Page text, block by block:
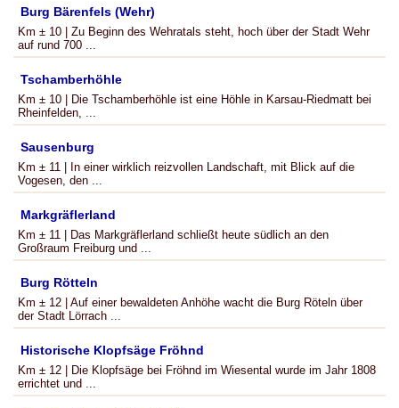
Burg Bärenfels (Wehr)
Km ± 10 | Zu Beginn des Wehratals steht, hoch über der Stadt Wehr
auf rund 700 ...
Tschamberhöhle
Km ± 10 | Die Tschamberhöhle ist eine Höhle in Karsau-Riedmatt bei
Rheinfelden, ...
Sausenburg
Km ± 11 | In einer wirklich reizvollen Landschaft, mit Blick auf die
Vogesen, den ...
Markgräflerland
Km ± 11 | Das Markgräflerland schließt heute südlich an den
Großraum Freiburg und ...
Burg Rötteln
Km ± 12 | Auf einer bewaldeten Anhöhe wacht die Burg Röteln über
der Stadt Lörrach ...
Historische Klopfsäge Fröhnd
Km ± 12 | Die Klopfsäge bei Fröhnd im Wiesental wurde im Jahr 1808
errichtet und ...